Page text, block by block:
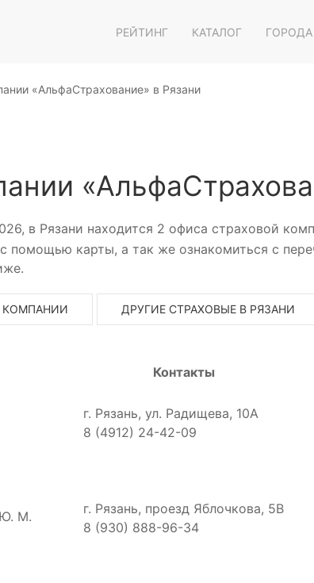
РЕЙТИНГ КАТАЛОГ ГОРОДА
«АльфаСтрахование» в Рязани
в Рязани находится 2 офиса страховой
помощью карты, а так же ознакомиться с
КОМПАНИИ ДРУГИЕ СТРАХОВЫЕ В РЯЗАНИ
Контакты
г. Рязань, ул. Радищева, 10А
8 (4912) 24-42-09
Ю. М.
г. Рязань, проезд Яблочкова, 5В
8 (930) 888-96-34